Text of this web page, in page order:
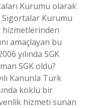
Kurumu olarak
Sigortalar Kurumu
hizmetlerinden
amaçlayan bu
yılında SGK
SGK oldu?
Kanunla Türk
köklü bir
hizmeti sunan